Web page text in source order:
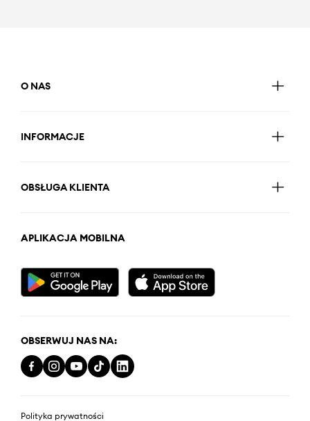
O NAS
INFORMACJE
OBSŁUGA KLIENTA
APLIKACJA MOBILNA
OBSERWUJ NAS NA:
Polityka prywatności